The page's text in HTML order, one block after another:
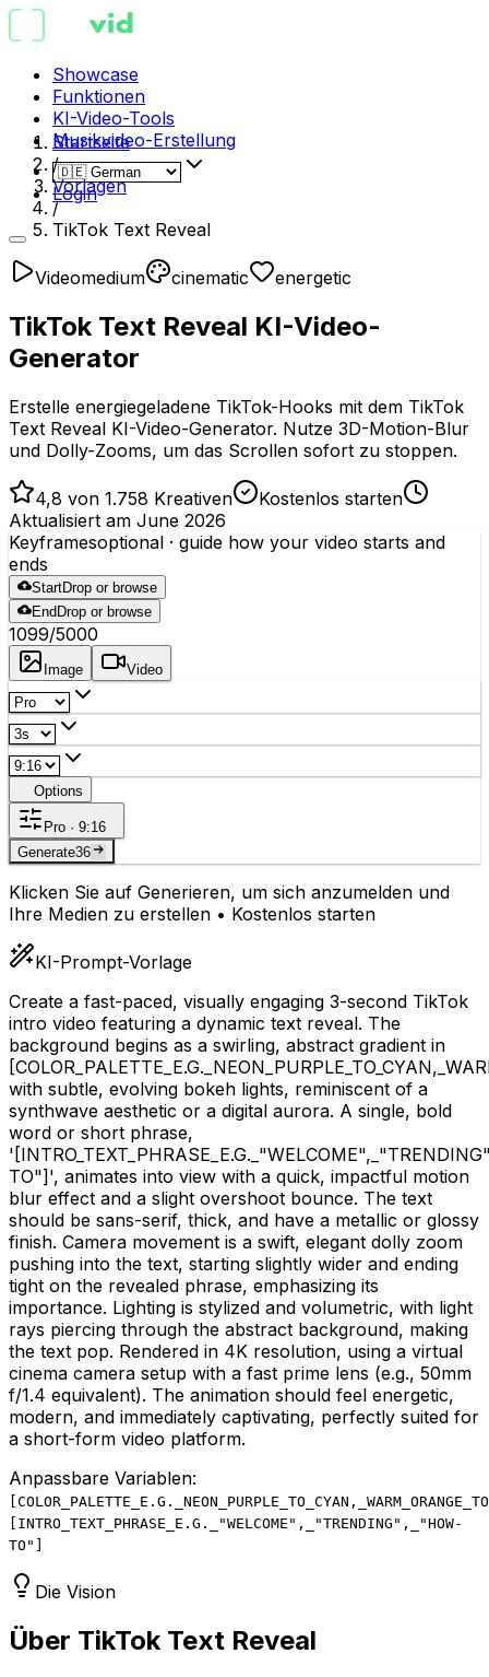
Showcase
Funktionen
KI-Video-Tools
Musikvideo-Erstellung
Login
Startseite
/
Vorlagen
/
TikTok Text Reveal
Videomedium cinematic energetic
TikTok Text Reveal KI-Video-
Generator
Erstelle energiegeladene TikTok-Hooks mit dem TikTok
Text Reveal KI-Video-Generator. Nutze 3D-Motion-Blur
und Dolly-Zooms, um das Scrollen sofort zu stoppen.
4,8 von 1.758 Kreativen
Kostenlos starten
Aktualisiert am June 2026
Keyframesoptional · guide how your video starts and
ends
StartDrop or browse
End Drop or browse
1099/5000
Image Video
Options
Pro · 9:16
Generate36
Klicken Sie auf Generieren, um sich anzumelden und
Ihre Medien zu erstellen • Kostenlos starten
KI-Prompt-Vorlage
Create a fast-paced, visually engaging 3-second TikTok
intro video featuring a dynamic text reveal. The
background begins as a swirling, abstract gradient in
with subtle, evolving bokeh lights, reminiscent of a
synthwave aesthetic or a digital aurora. A single, bold
word or short phrase,
'
TO"] ', animates into view with a quick, impactful motion
blur effect and a slight overshoot bounce. The text
should be sans-serif, thick, and have a metallic or glossy
finish. Camera movement is a swift, elegant dolly zoom
pushing into the text, starting slightly wider and ending
tight on the revealed phrase, emphasizing its
importance. Lighting is stylized and volumetric, with light
rays piercing through the abstract background, making
the text pop. Rendered in 4K resolution, using a virtual
cinema camera setup with a fast prime lens (e.g., 50mm
f/1.4 equivalent). The animation should feel energetic,
modern, and immediately captivating, perfectly suited for
a short-form video platform.
Anpassbare Variablen:
INTRO_TEXT_PHRASE_E.G._"WELCOME",_"TRENDING",_"HOW-
TO"
Die Vision
Über TikTok Text Reveal